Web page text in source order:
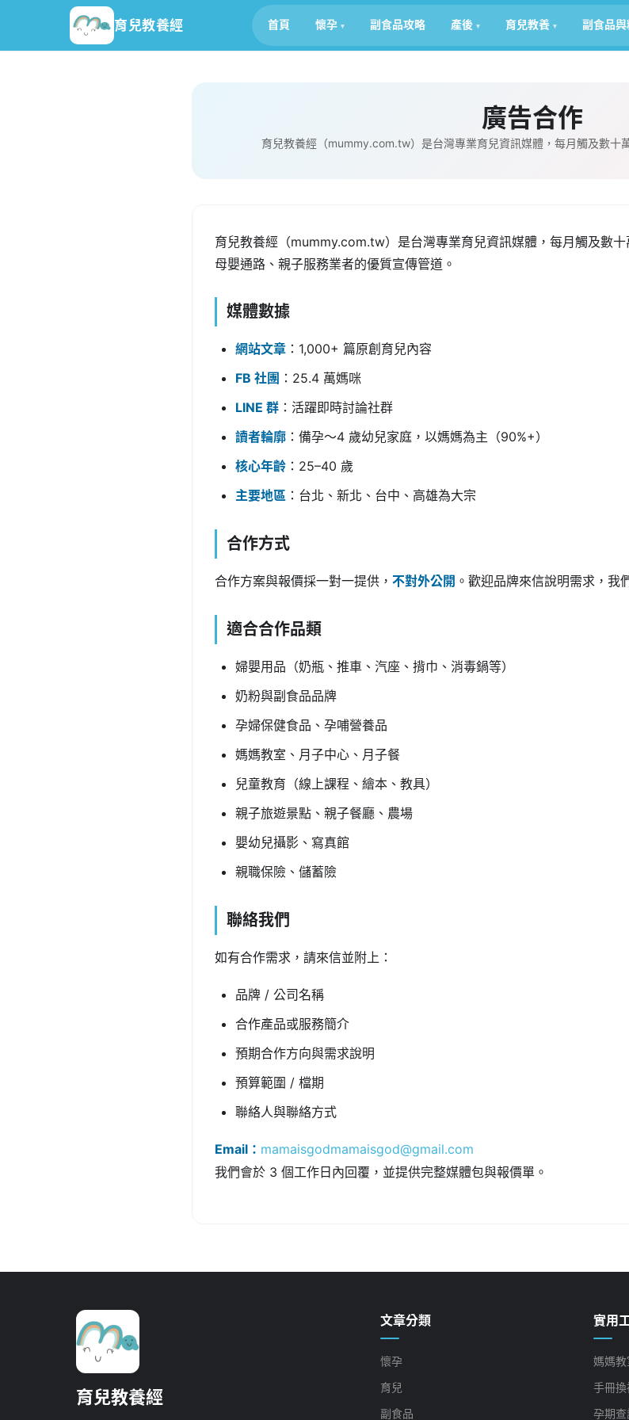
主
育兒教養經 首頁 懷孕 副食品攻略 產後 育兒教養 副食品
廣告合作
育兒教養經（mummy.com.tw）是台灣專業育兒資訊媒體，每月觸及數
育兒教養經（mummy.com.tw）是台灣專業育兒資訊媒體，每月觸及數
母嬰通路、親子服務業者的優質宣傳管道。
媒體數據
網站文章 ：1,000+ 篇原創育兒內容
FB 社團 ：25.4 萬媽咪
LINE 群 ：活躍即時討論社群
讀者輪廓 ：備孕～4 歲幼兒家庭，以媽媽為主（90%+）
核心年齡 ：25–40 歲
主要地區 ：台北、新北、台中、高雄為大宗
合作方式
合作方案與報價採一對一提供， 不對外公開 。歡迎品牌來信說明需求，我
適合合作品類
婦嬰用品（奶瓶、推車、汽座、揹巾、消毒鍋等）
奶粉與副食品品牌
孕婦保健食品、孕哺營養品
媽媽教室、月子中心、月子餐
兒童教育（線上課程、繪本、教具）
親子旅遊景點、親子餐廳、農場
嬰幼兒攝影、寫真館
親職保險、儲蓄險
聯絡我們
如有合作需求，請來信並附上：
品牌 / 公司名稱
合作產品或服務簡介
預期合作方向與需求說明
預算範圍 / 檔期
聯絡人與聯絡方式
Email： mamaisgodmamaisgod@gmail.com
我們會於 3 個工作日內回覆，並提供完整媒體包與報價單。
育兒教養經
文章分類
懷孕
育兒
副食品
實用
媽媽教
手冊換
孕期查